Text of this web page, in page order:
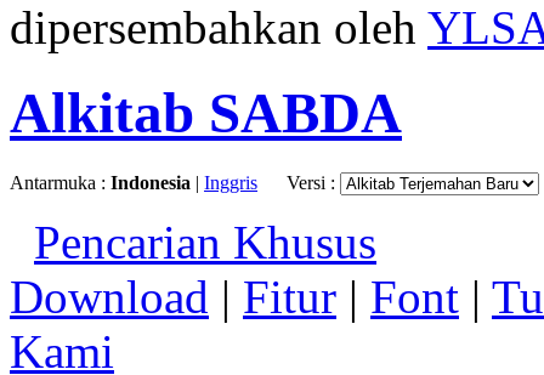
dipersembahkan oleh
Alkitab SABDA
Antarmuka : Indonesia | Inggris Versi :
Pencarian Khusus
Download | Fitur | Font |
Kami